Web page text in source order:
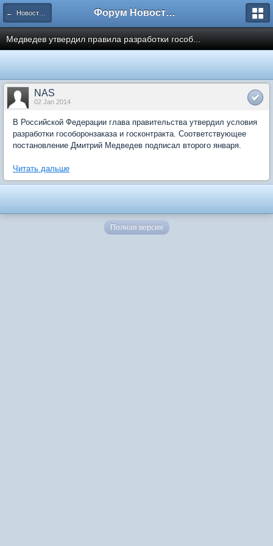
← Новости рынка недвижимости Форум Новостройки
Медведев утвердил правила разработки гособ...
NAS
02 Jan 2014
В Российской Федерации глава правительства утвердил условия
разработки гособоронзаказа и госконтракта. Соответствующее
постановление Дмитрий Медведев подписал второго января.
Читать дальше
Полная версия